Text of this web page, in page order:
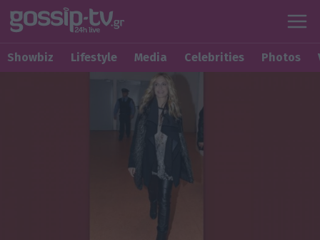
Showbiz Lifestyle Media Celebrities Photos